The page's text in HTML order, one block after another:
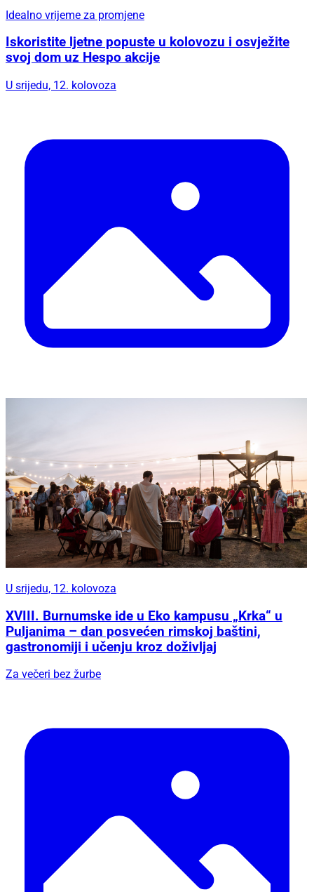
Idealno vrijeme za promjene
Iskoristite ljetne popuste u kolovozu i osvježite
svoj dom uz Hespo akcije
U srijedu, 12. kolovoza
U srijedu, 12. kolovoza
XVIII. Burnumske ide u Eko kampusu „Krka“ u
Puljanima – dan posvećen rimskoj baštini,
gastronomiji i učenju kroz doživljaj
Za večeri bez žurbe